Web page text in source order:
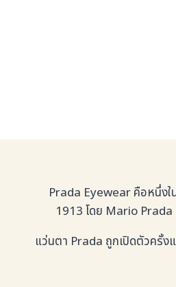
Prada Eyewear คือหนึ่ง
1913 โดย Mario Prada
แว่นตา Prada ถูกเปิดตัวครั้